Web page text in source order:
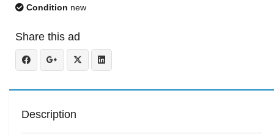
Condition new
Share this ad
Description